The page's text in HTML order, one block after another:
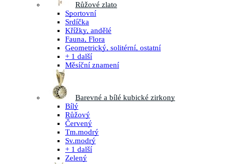
Růžové zlato
Sportovní
Srdíčka
Křížky, andělé
Fauna, Flora
Geometrický, solitérní, ostatní
+ 1 další
Měsíční znamení
Barevné a bílé kubické zirkony
Bílý
Růžový
Červený
Tm.modrý
Sv.modrý
+ 1 další
Zelený